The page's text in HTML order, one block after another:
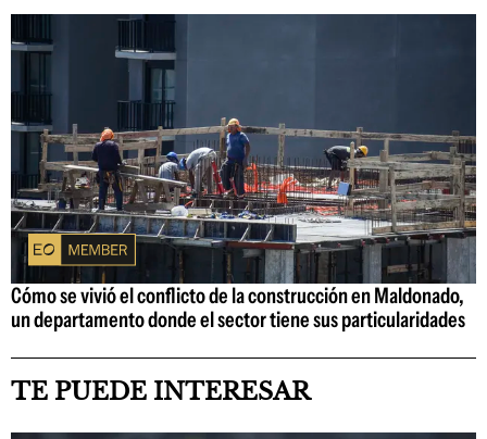
Cómo se vivió el conflicto de la construcción en Maldonado,
un departamento donde el sector tiene sus particularidades
TE PUEDE INTERESAR